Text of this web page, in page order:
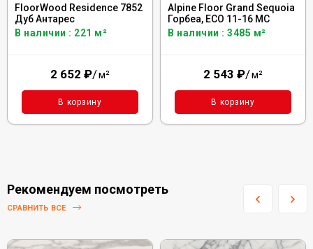
FloorWood Residence 7852
Дуб Антарес
В наличии : 221 м²
2 652 ₽/м²
В корзину
Alpine Floor Grand Sequoia
Горбеа, ECO 11-16 MC
В наличии : 3485 м²
2 543 ₽/м²
В корзину
Рекомендуем посмотреть
СРАВНИТЬ ВСЕ